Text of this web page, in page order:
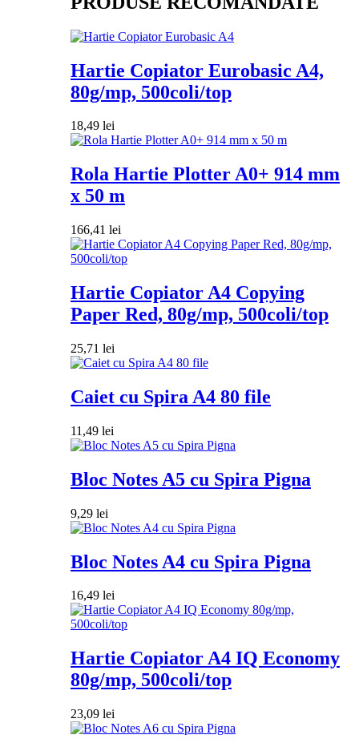
Hartie Copiator Eurobasic A4,
80g/mp, 500coli/top
18,49 lei
Rola Hartie Plotter A0+ 914 mm
x 50 m
166,41 lei
Hartie Copiator A4 Copying
Paper Red, 80g/mp, 500coli/top
25,71 lei
Caiet cu Spira A4 80 file
11,49 lei
Bloc Notes A5 cu Spira Pigna
9,29 lei
Bloc Notes A4 cu Spira Pigna
16,49 lei
Hartie Copiator A4 IQ Economy
80g/mp, 500coli/top
23,09 lei